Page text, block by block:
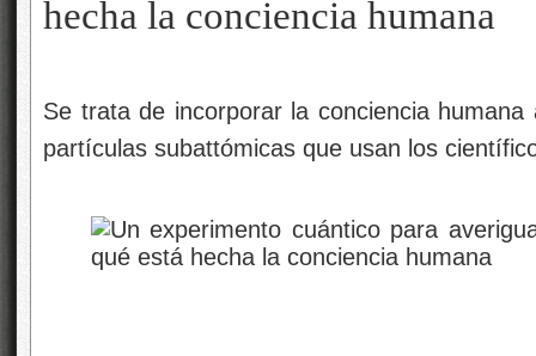
hecha la conciencia humana
Se trata de incorporar la conciencia
partículas subattómicas que usan los